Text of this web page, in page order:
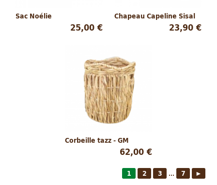
Sac Noélie
25,00 €
Chapeau Capeline Sisal
23,90 €
Corbeille tazz - GM
62,00 €
1 2 3 ... 7 ►